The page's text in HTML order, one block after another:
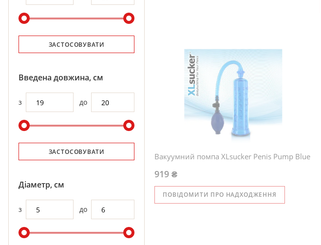
Вакуумний помпа XLsucker Penis Pump Blue
ПОВІДОМИТИ ПРО НАДХОДЖЕННЯ
919 ₴
ЗАСТОСОВУВАТИ
Введена довжина, см
з до
ЗАСТОСОВУВАТИ
Діаметр, см
з до